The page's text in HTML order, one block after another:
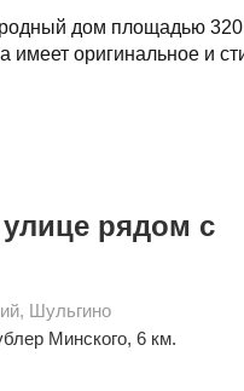
дом площадью 320
оригинальное и
рядом с
, Шульгино
Минского, 6 км.